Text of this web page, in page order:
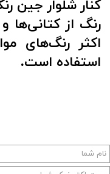
کنار شلوار جین
رنگ از کتانی‌ها
اکثر رنگ‌های
استفاده است.